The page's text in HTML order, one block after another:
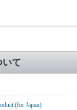
いて
(for Japan)